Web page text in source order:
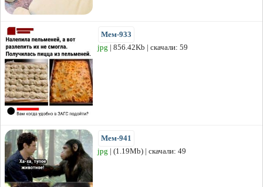
Мем-933
jpg | 856.42Kb | скачали: 59
Мем-941
jpg | (1.19Mb) | скачали: 49